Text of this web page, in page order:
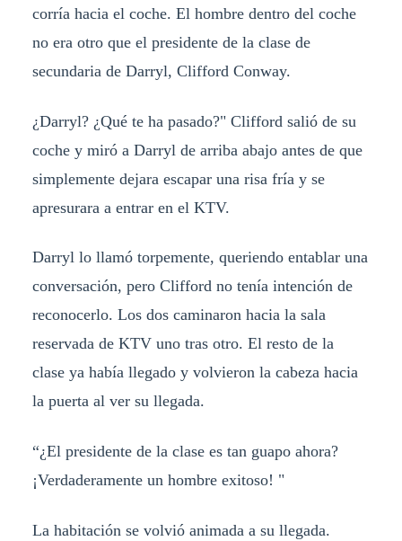
corría hacia el coche. El hombre dentro del coche
no era otro que el presidente de la clase de
secundaria de Darryl, Clifford Conway.
¿Darryl? ¿Qué te ha pasado?" Clifford salió de su
coche y miró a Darryl de arriba abajo antes de que
simplemente dejara escapar una risa fría y se
apresurara a entrar en el KTV.
Darryl lo llamó torpemente, queriendo entablar una
conversación, pero Clifford no tenía intención de
reconocerlo. Los dos caminaron hacia la sala
reservada de KTV uno tras otro. El resto de la
clase ya había llegado y volvieron la cabeza hacia
la puerta al ver su llegada.
“¿El presidente de la clase es tan guapo ahora?
¡Verdaderamente un hombre exitoso! "
La habitación se volvió animada a su llegada.